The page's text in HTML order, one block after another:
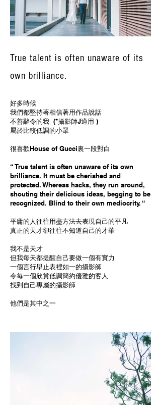
True talent is often unaware of its
own brilliance.
好多時候
我們都堅持著相信著用作品說話
不善辭令的我 (*攝影師J適用 )
屬於比較低調的小眾
很喜歡House of Gucci裏一段對白
“ True talent is often unaware of its own
brilliance. It must be cherished and
protected. Whereas hacks, they run around,
shouting their delicious ideas, begging to be
recognized. Blind to their own mediocrity. “
平庸的人往往用盡方法去表現自己的平凡
真正的天才卻往往不知道自己的才華
我不是天才
但我每天都提醒自己要做一個有實力
一個言行舉止表裡如一的攝影師
令每一個欣賞低調簡約優雅的客人
找到自己專屬的攝影師
他們是其中之一